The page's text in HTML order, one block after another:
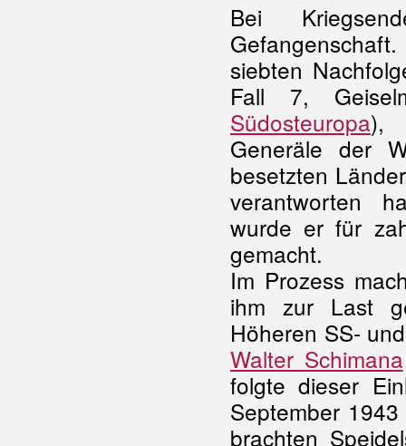
Bei
siebten
Fall 7,
Südosteuropa),
Generäle der
besetzten
verantworten
wurde er für
gemacht.
Im Prozess
ihm zur Last
Höheren SS-
Walter Schimana
folgte dieser
September
brachten